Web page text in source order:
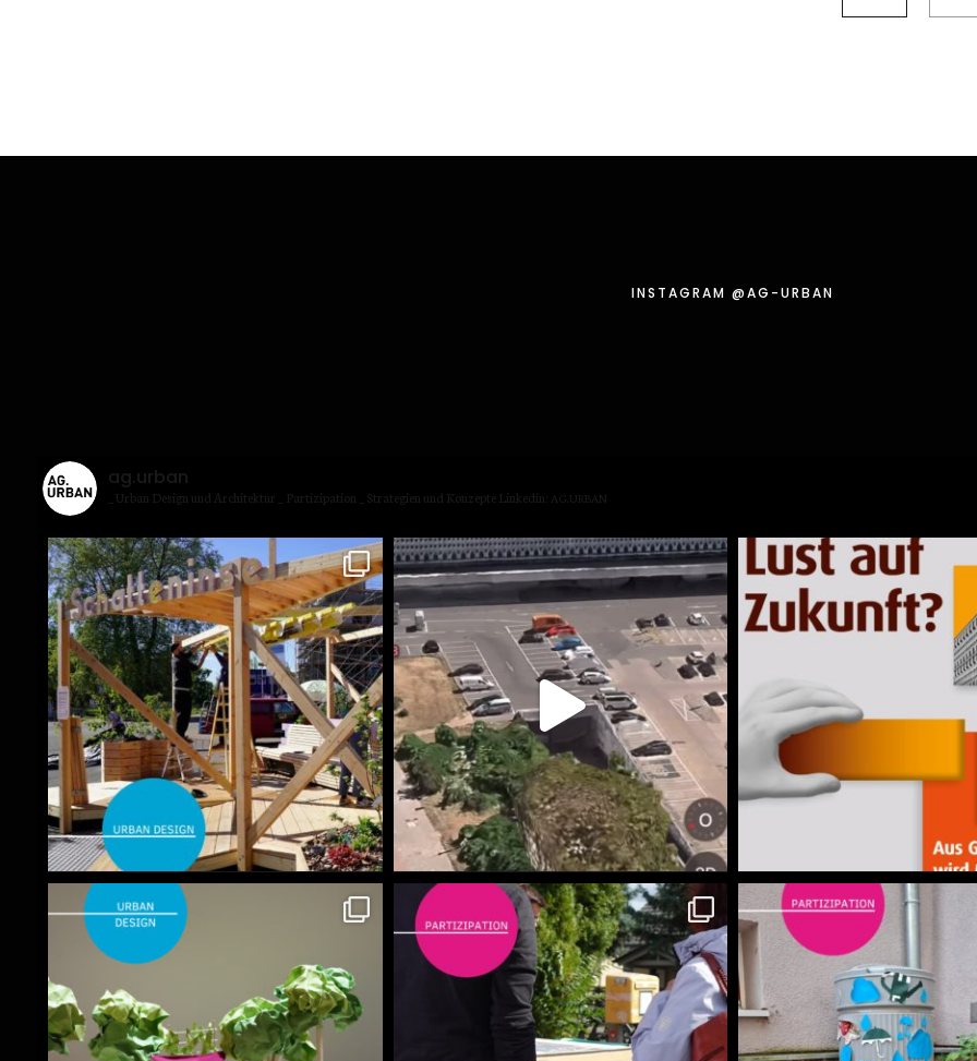
INSTA­GRAM @AG-URBAN
ag.urban
_ Urban Design und Archi­tek­tur _ Par­ti­zi­pa­ti­on _ Stra­te­gien und Kon­zep­te Lin­kedin: AG URBAN